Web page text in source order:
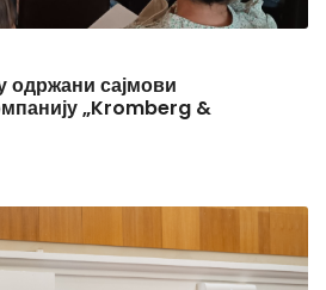
сајмови
„Kromberg &